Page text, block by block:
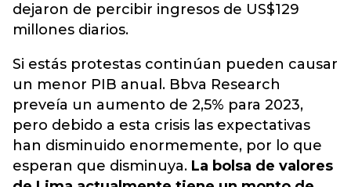
dejaron de percibir ingresos de US$129
millones diarios.
Si estás protestas continúan pueden causar
un menor PIB anual. Bbva Research
preveía un aumento de 2,5% para 2023,
pero debido a esta crisis las expectativas
han disminuido enormemente, por lo que
esperan que disminuya. La bolsa de valores